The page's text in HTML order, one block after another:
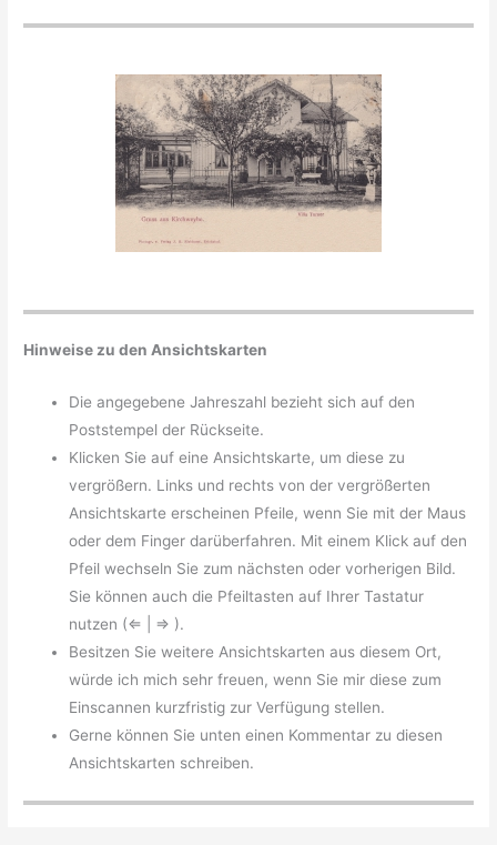
Hinweise zu den Ansichtskarten
Die angegebene Jahreszahl bezieht sich auf den
Poststempel der Rückseite.
Klicken Sie auf eine Ansichtskarte, um diese zu
vergrößern. Links und rechts von der vergrößerten
Ansichtskarte erscheinen Pfeile, wenn Sie mit der Maus
oder dem Finger darüberfahren. Mit einem Klick auf den
Pfeil wechseln Sie zum nächsten oder vorherigen Bild.
Sie können auch die Pfeiltasten auf Ihrer Tastatur
nutzen (⇐ | ⇒ ).
Besitzen Sie weitere Ansichtskarten aus diesem Ort,
würde ich mich sehr freuen, wenn Sie mir diese zum
Einscannen kurzfristig zur Verfügung stellen.
Gerne können Sie unten einen Kommentar zu diesen
Ansichtskarten schreiben.